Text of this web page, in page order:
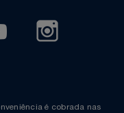
é cobrada nas